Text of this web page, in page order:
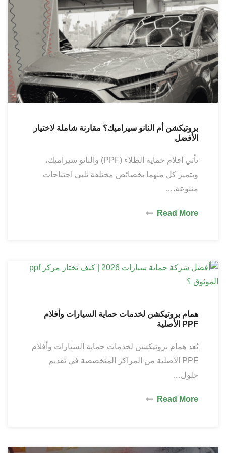
بروتيكشن أم النانو سيراميك؟ مقارنة شاملة لاختيار
الأفضل
تأتي أفلام حماية الطلاء (PPF) والنانو سيراميك،
ويتميز كل منهما بخصائص مختلفة تلبي احتياجات
متنوعة.…
Read More
همام بروتيكشن لخدمات حماية السيارات وأفلام
PPF الأصلية
يُعد همام بروتيكشن لخدمات حماية السيارات وأفلام
PPF الأصلية من المراكز المتخصصة في تقديم
حلول…
Read More